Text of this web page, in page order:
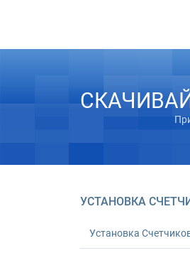
УСТАНОВКА
Установка